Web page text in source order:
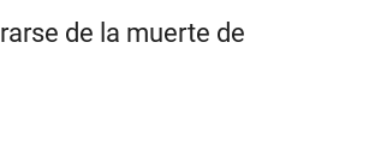
de la muerte de